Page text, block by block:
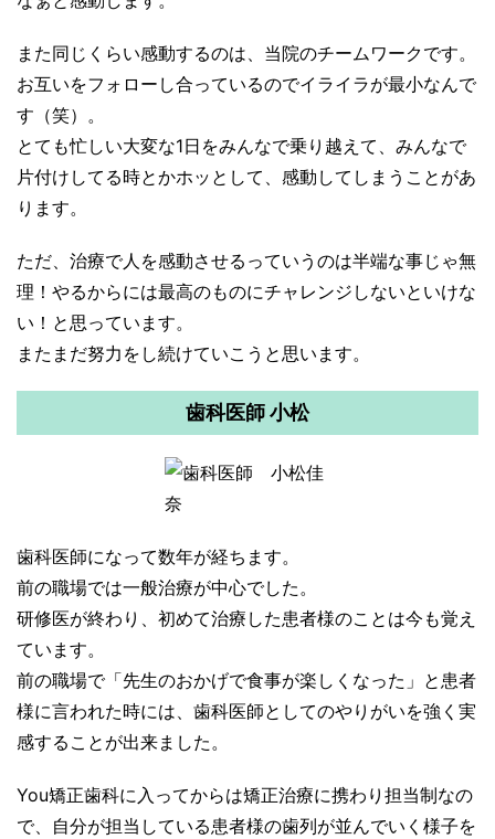
また同じくらい感動するのは、当院のチームワークです。
お互いをフォローし合っているのでイライラが最小なんで
す（笑）。
とても忙しい大変な1日をみんなで乗り越えて、みんなで
片付けしてる時とかホッとして、感動してしまうことがあ
ります。
ただ、治療で人を感動させるっていうのは半端な事じゃ無
理！やるからには最高のものにチャレンジしないといけな
い！と思っています。
またまだ努力をし続けていこうと思います。
歯科医師 小松
歯科医師になって数年が経ちます。
前の職場では一般治療が中心でした。
研修医が終わり、初めて治療した患者様のことは今も覚え
ています。
前の職場で「先生のおかげで食事が楽しくなった」と患者
様に言われた時には、歯科医師としてのやりがいを強く実
感することが出来ました。
You矯正歯科に入ってからは矯正治療に携わり担当制なの
で、自分が担当している患者様の歯列が並んでいく様子を